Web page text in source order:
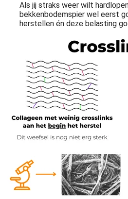
Als jij straks weer wilt
bekkenbodemspier wel eerst
herstellen én deze belasting